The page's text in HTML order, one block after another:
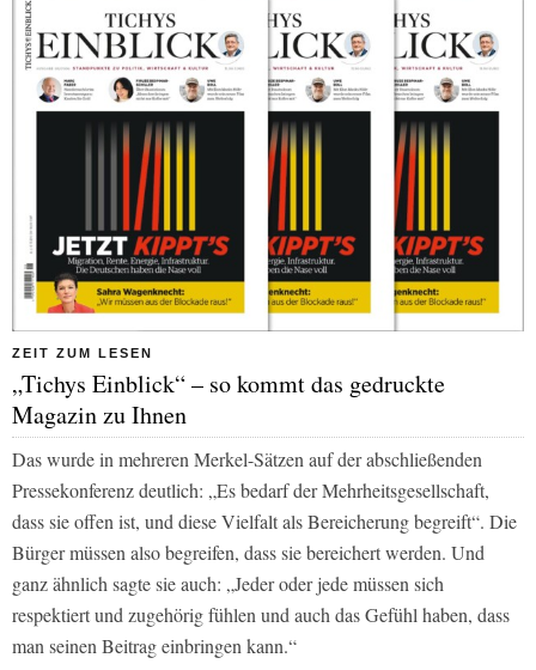
ZEIT ZUM LESEN
„Tichys Einblick“ – so kommt das gedruckte
Magazin zu Ihnen
Das wurde in mehreren Merkel-Sätzen auf der abschließenden
Pressekonferenz deutlich: „Es bedarf der Mehrheitsgesellschaft,
dass sie offen ist, und diese Vielfalt als Bereicherung begreift“. Die
Bürger müssen also begreifen, dass sie bereichert werden. Und
ganz ähnlich sagte sie auch: „Jeder oder jede müssen sich
respektiert und zugehörig fühlen und auch das Gefühl haben, dass
man seinen Beitrag einbringen kann.“